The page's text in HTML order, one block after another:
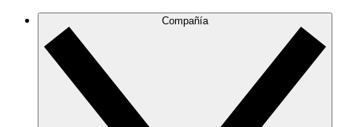
Compañía